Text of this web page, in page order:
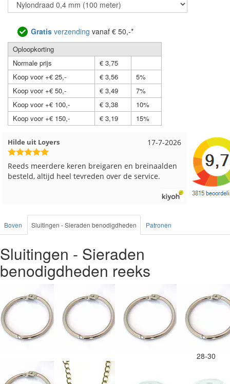
Gratis verzending vanaf € 50,-*
Oploopkorting
Normale prijs
€ 3,75
Koop voor +€ 25,-
€ 3,56
5%
Koop voor +€ 50,-
€ 3,49
7%
Koop voor +€ 100,-
€ 3,38
10%
Koop voor +€ 150,-
€ 3,19 15%
12-7-2026
Loes uit EMMELOORD
Snelle levering en keurig verpakt. Top.
Nell uit
Goed
Boven Sluitingen - Sieraden benodigdheden Patronen
Sluitingen - Sieraden
benodigdheden reeks
28-30